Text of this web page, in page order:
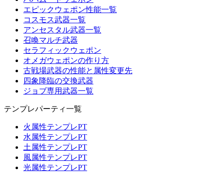
エピックウェポン性能一覧
コスモス武器一覧
アンセスタル武器一覧
召喚マルチ武器
セラフィックウェポン
オメガウェポンの作り方
古戦場武器の性能と属性変更先
四象降臨の交換武器
ジョブ専用武器一覧
テンプレパーティ一覧
火属性テンプレPT
水属性テンプレPT
土属性テンプレPT
風属性テンプレPT
光属性テンプレPT